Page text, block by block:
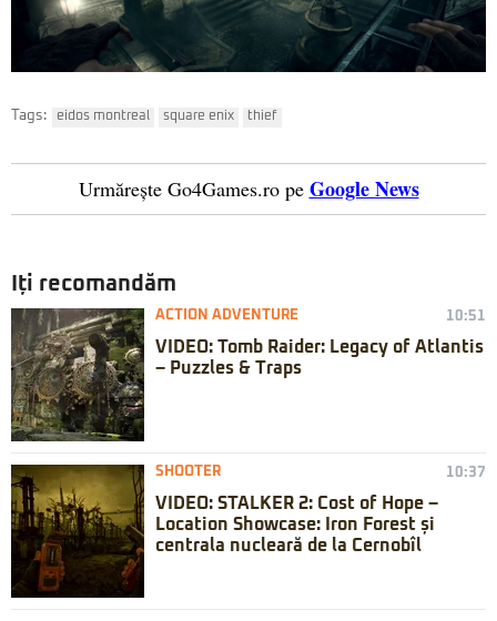
Tags: eidos montreal square enix thief
Urmărește Go4Games.ro pe Google News
Iți recomandăm
ACTION ADVENTURE 10:51
VIDEO: Tomb Raider: Legacy of Atlantis
– Puzzles & Traps
SHOOTER 10:37
VIDEO: STALKER 2: Cost of Hope –
Location Showcase: Iron Forest și
centrala nucleară de la Cernobîl